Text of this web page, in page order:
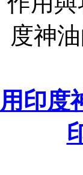
度神
用印度